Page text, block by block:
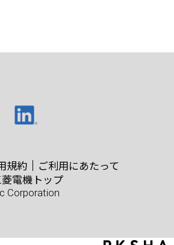
規約
ご利用にあたって
電機トップ
Corporation